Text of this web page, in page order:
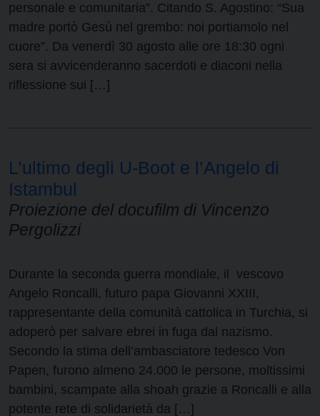
personale e comunitaria”. Citando S. Agostino: “Sua
madre portò Gesù nel grembo: noi portiamolo nel
cuore”. Da venerdì 30 agosto alle ore 18:30 ogni
sera si avvicenderanno sacerdoti e diaconi nella
riflessione sui […]
L’ultimo degli U-Boot e l’Angelo di
Istambul
Proiezione del docufilm di Vincenzo
Pergolizzi
Durante la seconda guerra mondiale, il vescovo
Angelo Roncalli, futuro papa Giovanni XXIII,
rappresentante della comunità cattolica in Turchia, si
adoperò per salvare ebrei in fuga dal nazismo.
Secondo la stima dell’ambasciatore tedesco Von
Papen, furono almeno 24.000 le persone, moltissimi
bambini, scampate alla shoah grazie a Roncalli e alla
potente rete di solidarietà da […]